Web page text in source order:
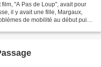
"A Pas de Loup", avait pour
il y avait une fille, Margaux,
de mobilité au début puis